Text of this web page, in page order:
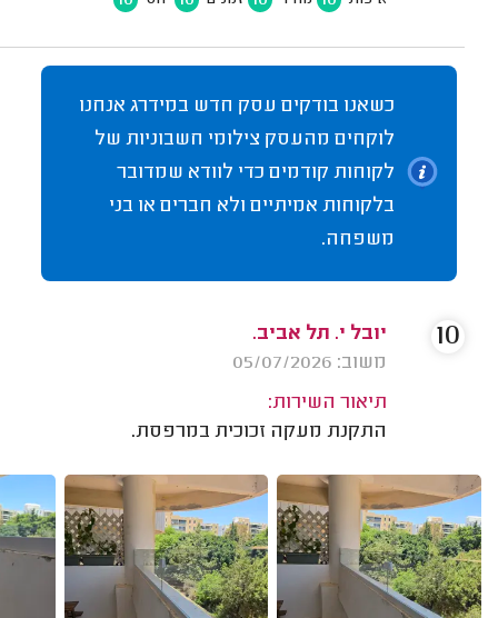
כשאנו בודקים עסק חדש במידרג אנחנו
לוקחים מהעסק צילומי חשבוניות של
לקוחות קודמים כדי לוודא שמדובר
בלקוחות אמיתיים ולא חברים או בני
משפחה.
יובל י. תל אביב.
משוב: 05/07/2026
תיאור השירות:
התקנת מעקה זכוכית במרפסת.
10